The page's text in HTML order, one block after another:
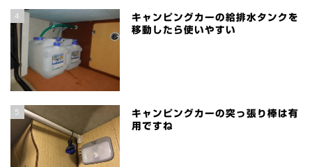
4
キャンピングカーの給排水タンクを
移動したら使いやすい
5
キャンピングカーの突っ張り棒は有
用ですね